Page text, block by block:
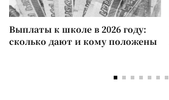
Выплаты к школе в 2026 году:
сколько дают и кому положены